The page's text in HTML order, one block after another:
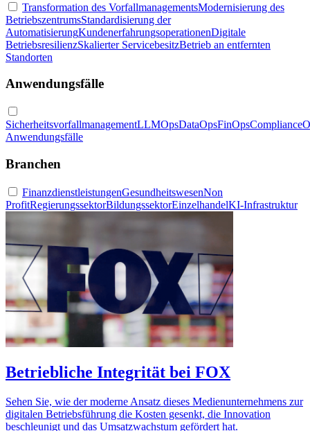
Transformation des VorfallmanagementsModernisierung des
BetriebszentrumsStandardisierung der
AutomatisierungKundenerfahrungsoperationenDigitale
BetriebsresilienzSkalierter ServicebesitzBetrieb an entfernten
Standorten
Anwendungsfälle
SicherheitsvorfallmanagementLLMOpsDataOpsFinOps
Anwendungsfälle
Branchen
FinanzdienstleistungenGesundheitswesenNon
ProfitRegierungssektorBildungssektorEinzelhandelKI-Infrastruktur
Betriebliche Integrität bei FOX
Sehen Sie, wie der moderne Ansatz dieses Medienunternehmens zur
digitalen Betriebsführung die Kosten gesenkt, die Innovation
beschleunigt und das Umsatzwachstum gefördert hat.